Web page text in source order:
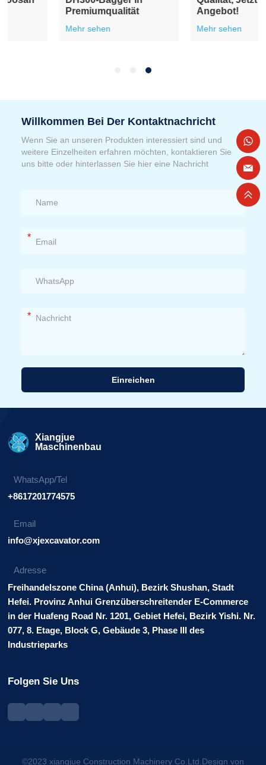
Premiumqualität
Willkommen Bei Der Kontaktnachricht
Wenn Sie an unseren Produkten interessiert sind und
weitere Einzelheiten erfahren möchten, kontaktieren Sie
uns bitte oder hinterlassen Sie hier eine Nachricht
*
*
Einreichen
Xiangjue
Maschinenbau
WhatsApp/Tel
+8617201774575
Email
info@xjexcavator.com
Adresse
Freihandelszone China (Anhui), Bezirk Shushan, Stadt
Hefei. Provinz Anhui Grenzüberschreitender E-Commerce
in der Huafeng Road Nr. 1201, Gebiet Hefei, Bezirk Yishi. Nr.
077, 8. Etage, Block G, Gebäude 3, Phase III des
Industrieparks
Folgen Sie Uns
©2023 xiangjue Construction Machinery Co.Ltd.Design von